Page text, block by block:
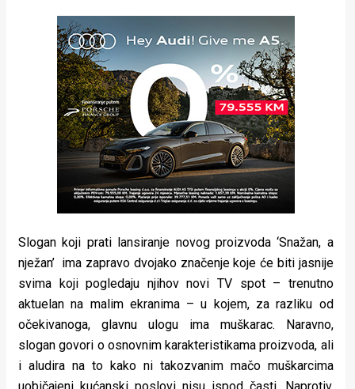
Slogan koji prati lansiranje novog proizvoda ‘Snažan, a
nježan’ ima zapravo dvojako značenje koje će biti jasnije
svima koji pogledaju njihov novi TV spot – trenutno
aktuelan na malim ekranima – u kojem, za razliku od
očekivanoga, glavnu ulogu ima muškarac. Naravno,
slogan govori o osnovnim karakteristikama proizvoda, ali
i aludira na to kako ni takozvanim mačo muškarcima